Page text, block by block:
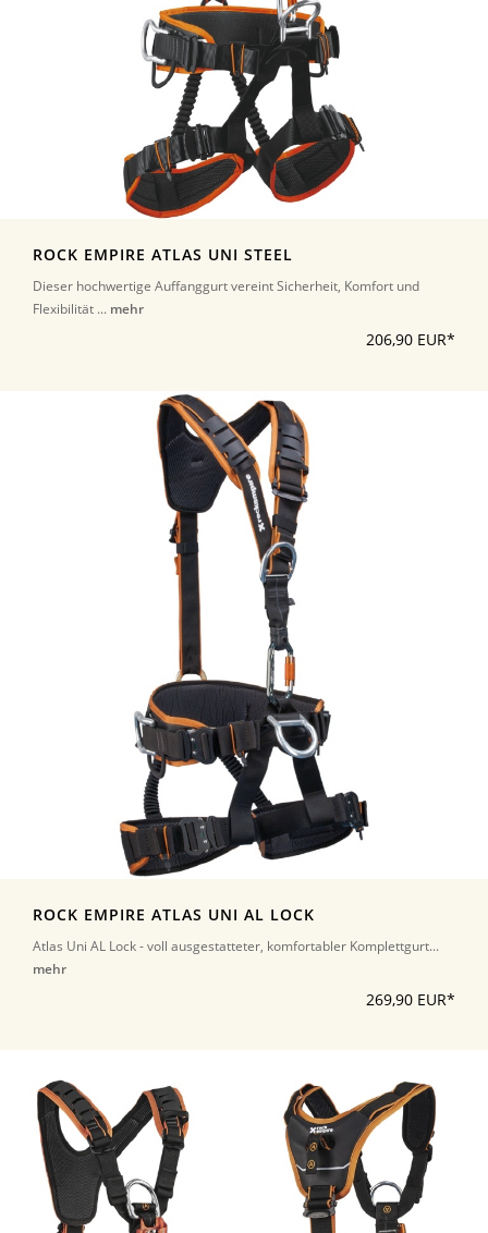
ROCK EMPIRE ATLAS UNI STEEL
Dieser hochwertige Auffanggurt vereint Sicherheit, Komfort und
Flexibilität ... mehr
206,90 EUR*
ROCK EMPIRE ATLAS UNI AL LOCK
Atlas Uni AL Lock - voll ausgestatteter, komfortabler Komplettgurt...
mehr
269,90 EUR*